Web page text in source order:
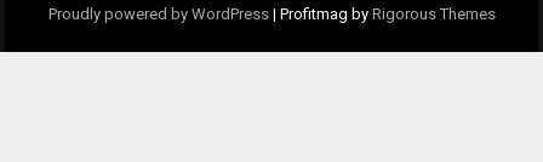
Proudly powered by WordPress | Profitmag by Rigorous Themes